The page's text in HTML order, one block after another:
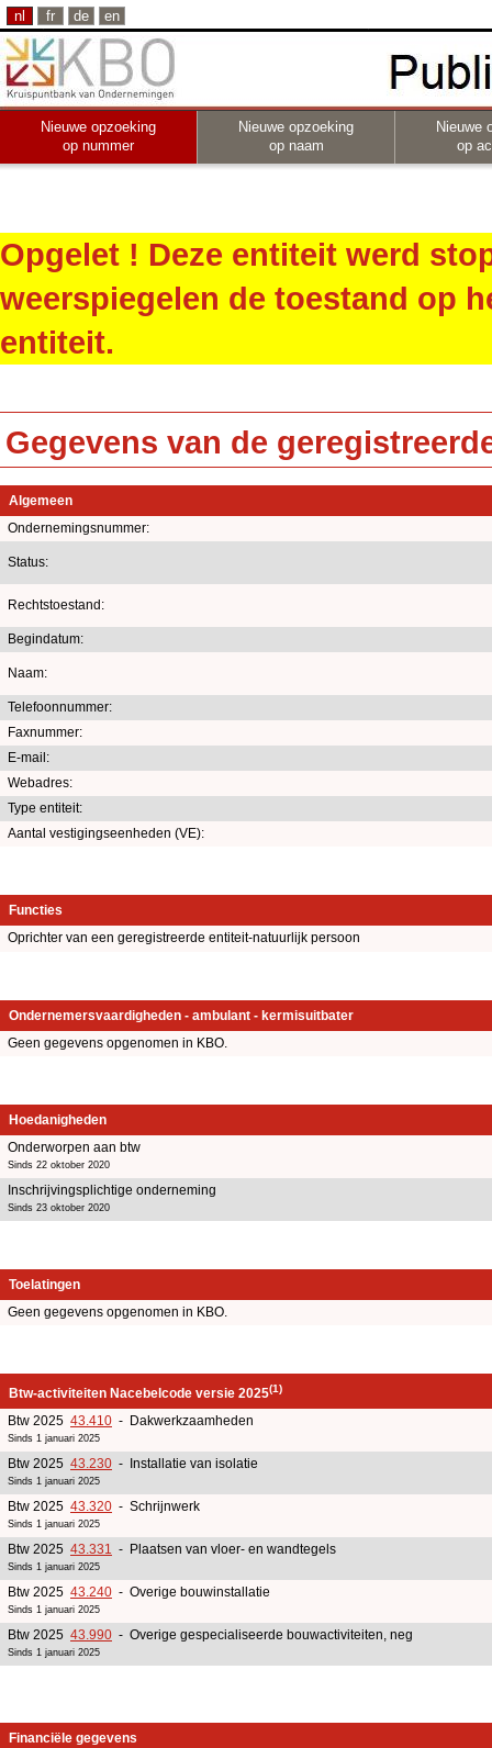
nl fr de en
Nieuwe opzoeking
op nummer
Nieuwe opzoeking
op naam
Nieuwe
op
Opgelet ! Deze entiteit werd
weerspiegelen de toestand op
entiteit.
Gegevens van de
Algemeen
Ondernemingsnummer:
Status:
Rechtstoestand:
Begindatum:
Naam:
Telefoonnummer:
Faxnummer:
E-mail:
Webadres:
Type entiteit:
Aantal vestigingseenheden (VE):
Functies
Oprichter van een geregistreerde entiteit-natuurlijk persoon
Ondernemersvaardigheden - ambulant - kermisuitbater
Geen gegevens opgenomen in KBO.
Hoedanigheden
Onderworpen aan btw
Sinds 22 oktober 2020
Inschrijvingsplichtige onderneming
Sinds 23 oktober 2020
Toelatingen
Geen gegevens opgenomen in KBO.
Btw-activiteiten Nacebelcode versie 2025(1)
Btw 2025 43.410 - Dakwerkzaamheden
Sinds 1 januari 2025
Btw 2025 43.230 - Installatie van isolatie
Sinds 1 januari 2025
Btw 2025 43.320 - Schrijnwerk
Sinds 1 januari 2025
Btw 2025 43.331 - Plaatsen van vloer- en wandtegels
Sinds 1 januari 2025
Btw 2025 43.240 - Overige bouwinstallatie
Sinds 1 januari 2025
Btw 2025 43.990 - Overige gespecialiseerde bouwactiviteiten, neg
Sinds 1 januari 2025
Financiële gegevens